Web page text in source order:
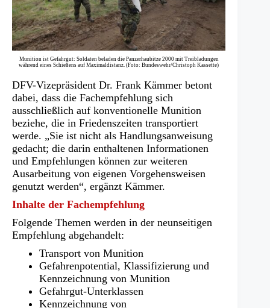
Munition ist Gefahrgut: Soldaten beladen die Panzerhaubitze 2000 mit Treibladungen
während eines Schießens auf Maximaldistanz. (Foto: Bundeswehr/Christoph Kassette)
DFV-Vizepräsident Dr. Frank Kämmer betont
dabei, dass die Fachempfehlung sich
ausschließlich auf konventionelle Munition
beziehe, die in Friedenszeiten transportiert
werde. „Sie ist nicht als Handlungsanweisung
gedacht; die darin enthaltenen Informationen
und Empfehlungen können zur weiteren
Ausarbeitung von eigenen Vorgehensweisen
genutzt werden“, ergänzt Kämmer.
Inhalte der Fachempfehlung
Folgende Themen werden in der neunseitigen
Empfehlung abgehandelt:
Transport von Munition
Gefahrenpotential, Klassifizierung und
Kennzeichnung von Munition
Gefahrgut-Unterklassen
Kennzeichnung von